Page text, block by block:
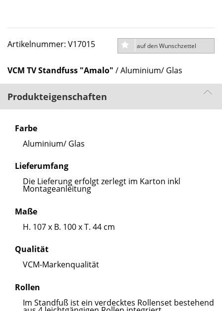
Artikelnummer: V17015 auf den Wunschzettel
VCM TV Standfuss "Amalo" / Aluminium/ Glas
Produkteigenschaften
Farbe
Aluminium/ Glas
Lieferumfang
Die Lieferung erfolgt zerlegt im Karton inkl
Montageanleitung
Maße
H. 107 x B. 100 x T. 44 cm
Qualität
VCM-Markenqualität
Rollen
Im Standfuß ist ein verdecktes Rollenset bestehend